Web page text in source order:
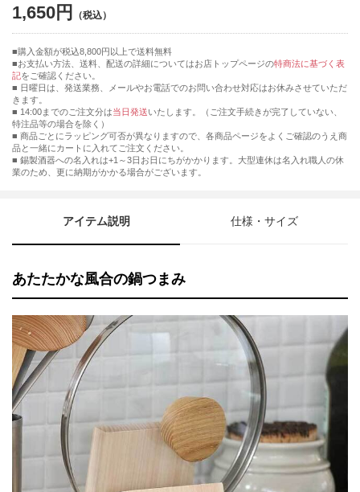
1,650円
購入金額が税込8,800円以上で送料無料
お支払い方法、送料、配送の詳細についてはお店トップページの特商法に基づく表
記をご確認ください。
■ 日曜日は、発送業務、メールやお電話でのお問い合わせ対応はお休みさせていただ
きます。
■ 14:00までのご注文分は当日発送いたします。（ご注文手続きが完了していない、
特注品等の場合を除く）
■ 商品ごとにラッピング可否が異なりますので、各商品ページをよくご確認のうえ商
品と一緒にカートに入れてご注文ください。
■ 錫製酒器への名入れは+1～3日お日にちがかかります。大型連休は名入れ職人の休
業のため、更に納期がかかる場合がございます。
アイテム説明 仕様・サイズ
あたたかな風合の鍋つまみ